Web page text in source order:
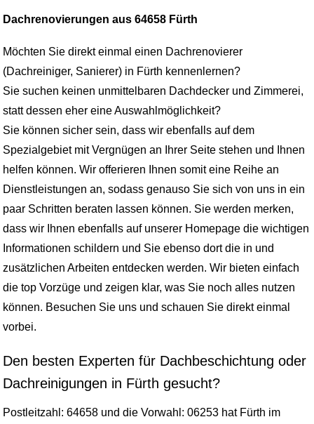
Dachrenovierungen aus 64658 Fürth
Möchten Sie direkt einmal einen Dachrenovierer
(Dachreiniger, Sanierer) in Fürth kennenlernen?
Sie suchen keinen unmittelbaren Dachdecker und Zimmerei,
statt dessen eher eine Auswahlmöglichkeit?
Sie können sicher sein, dass wir ebenfalls auf dem
Spezialgebiet mit Vergnügen an Ihrer Seite stehen und Ihnen
helfen können. Wir offerieren Ihnen somit eine Reihe an
Dienstleistungen an, sodass genauso Sie sich von uns in ein
paar Schritten beraten lassen können. Sie werden merken,
dass wir Ihnen ebenfalls auf unserer Homepage die wichtigen
Informationen schildern und Sie ebenso dort die in und
zusätzlichen Arbeiten entdecken werden. Wir bieten einfach
die top Vorzüge und zeigen klar, was Sie noch alles nutzen
können. Besuchen Sie uns und schauen Sie direkt einmal
vorbei.
Den besten Experten für Dachbeschichtung oder
Dachreinigungen in Fürth gesucht?
Postleitzahl: 64658 und die Vorwahl: 06253 hat Fürth im